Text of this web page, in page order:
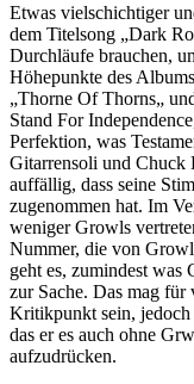
Etwas vielschichtiger
dem Titelsong „Dark
Durchläufe brauchen,
Höhepunkte des
„Thorne Of Thorns„
Stand For
Perfektion, was
Gitarrensoli und Chuck
auffällig, dass seine
zugenommen hat. Im
weniger Growls
Nummer, die von
geht es, zumindest
zur Sache. Das mag für
Kritikpunkt sein,
das er es auch ohne
aufzudrücken.